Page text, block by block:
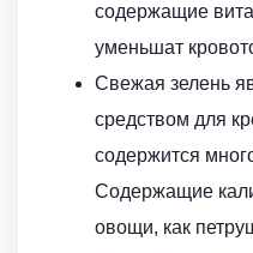
содержащие
уменьшат
Свежая зелень
средством для
содержится
Содержащие
овощи, как